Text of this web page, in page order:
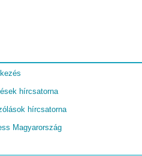
hírcsatorna
hírcsatorna
Magyarország